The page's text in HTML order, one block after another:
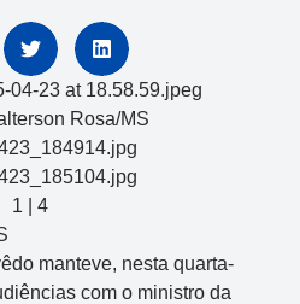
1
4
manteve, nesta quarta-
com o ministro da